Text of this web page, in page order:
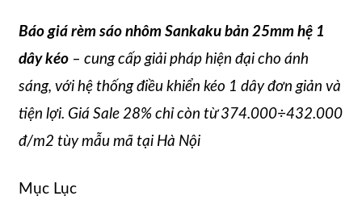
Báo giá rèm sáo nhôm Sankaku bản 25mm hệ 1
dây kéo – cung cấp giải pháp hiện đại cho ánh
sáng, với hệ thống điều khiển kéo 1 dây đơn giản và
tiện lợi. Giá Sale 28% chỉ còn từ 374.000÷432.000
đ/m2 tùy mẫu mã tại Hà Nội
Mục Lục